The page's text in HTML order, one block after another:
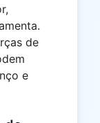
de
e